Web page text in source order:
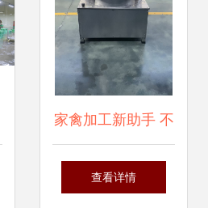
家禽加工新助手 不
锈钢脱毛机让鸡鸭
查看详情